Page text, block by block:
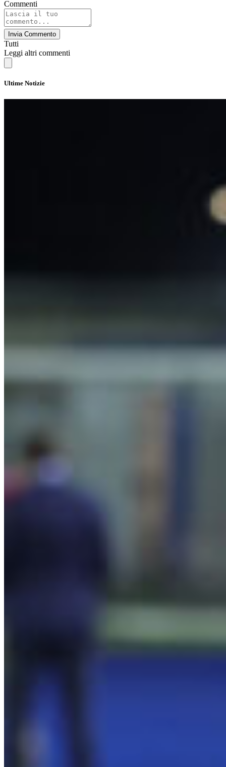
Commenti
Invia Commento
Tutti
Leggi altri commenti
Ultime Notizie